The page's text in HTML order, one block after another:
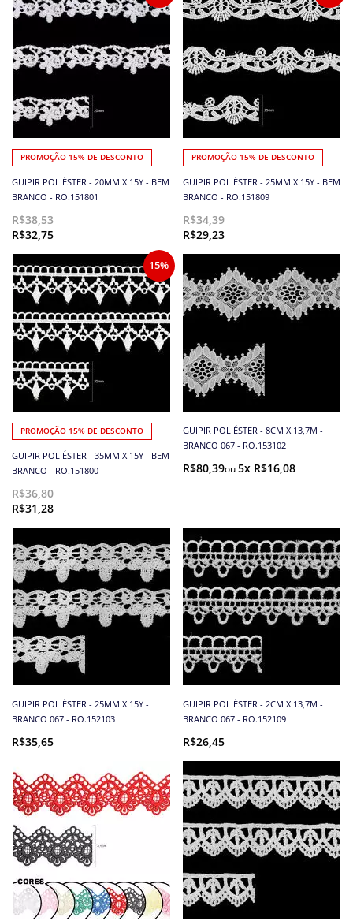
PROMOÇÃO 15% DE DESCONTO
GUIPIR POLIÉSTER - 20MM X 15Y - BEM
BRANCO - RO.151801
R$38,53
R$32,75
PROMOÇÃO 15% DE DESCONTO
GUIPIR POLIÉSTER - 25MM X 15Y - BEM
BRANCO - RO.151809
R$34,39
R$29,23
PROMOÇÃO 15% DE DESCONTO
GUIPIR POLIÉSTER - 35MM X 15Y - BEM
BRANCO - RO.151800
R$36,80
R$31,28
15%
GUIPIR POLIÉSTER - 8CM X 13,7M -
BRANCO 067 - RO.153102
R$80,39 5x R$16,08
GUIPIR POLIÉSTER - 25MM X 15Y -
BRANCO 067 - RO.152103
R$35,65
GUIPIR POLIÉSTER - 2CM X 13,7M -
BRANCO 067 - RO.152109
R$26,45